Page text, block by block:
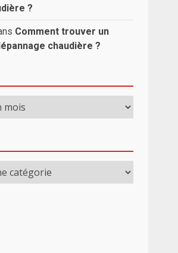
?
Comment trouver un
chaudière ?